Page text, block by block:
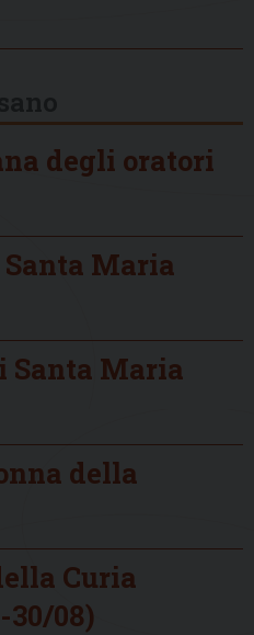
degli oratori
Maria
Santa Maria
della
Curia
30/08)